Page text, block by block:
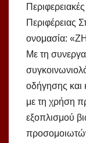
Περιφέρειας
ονομασία:
Με τη
οδήγησης και
με τη χρήση
εξοπλισμού